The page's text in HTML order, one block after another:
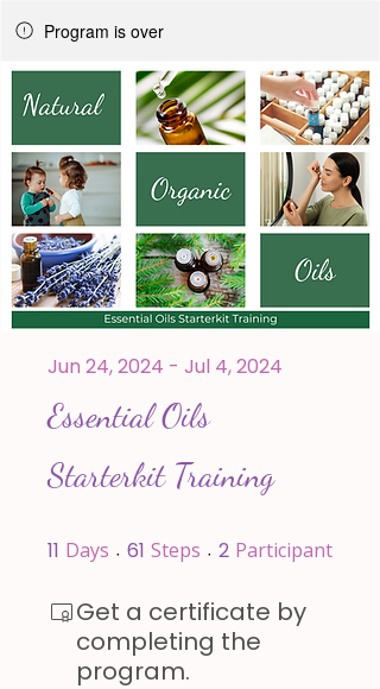
Program is over
Essential Oils
Starterkit Training
Jun 24, 2024 - Jul 4, 2024
11 Days 61 Steps 2 Participants
Get a certificate by
completing the
program.